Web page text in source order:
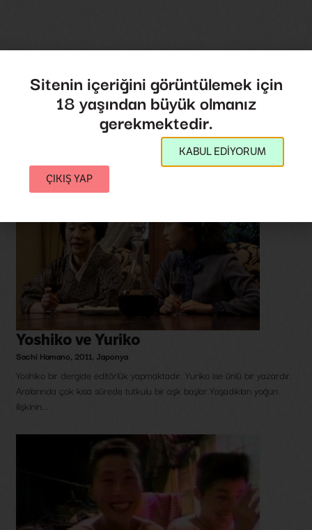
Yoshiko ve Yuriko
Sachi Hamano, 2011, Japonya
Yoshiko bir dergide editörlük yapmaktadır. Yuriko ise ünlü bir yazardır.
Aralarında çok kısa sürede tutkulu bir aşk başlar.Yaşadıkları yoğun
ilişkinin...
Sitenin içeriğini görüntülemek için
18 yaşından büyük olmanız
gerekmektedir.
KABUL EDİYORUM
ÇIKIŞ YAP